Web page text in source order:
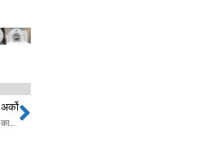
अर्को
बाजुरामा कांग्रेस कार्यकर्ताले एम्बुलेन्स तोडफोड गरे Next